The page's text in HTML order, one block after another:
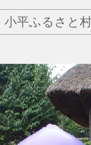
小平ふるさと